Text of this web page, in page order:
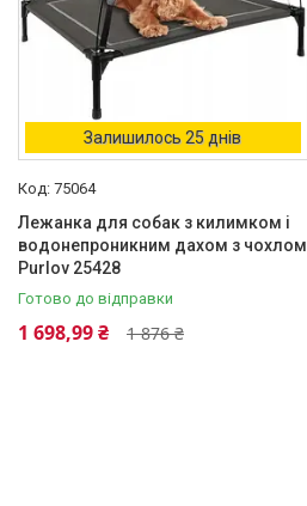
Китай
Німеччина
Упаковка
Полиэтиленовый пакет 1
Стан
Нове 56
Нове 1
Залишилось 25 днів
75064
Лежанка для собак з килимком і
водонепроникним дахом з чохлом
Purlov 25428
Готово до відправки
1 876 ₴
1 698,99 ₴